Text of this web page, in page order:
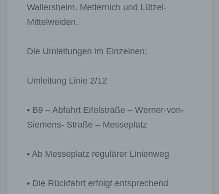
Wallersheim, Metternich und Lützel-
Mittelweiden.
Die Umleitungen im Einzelnen:
Umleitung Linie 2/12
• B9 – Abfahrt Eifelstraße – Werner-von-
Siemens- Straße – Messeplatz
• Ab Messeplatz regulärer Linienweg
• Die Rückfahrt erfolgt entsprechend